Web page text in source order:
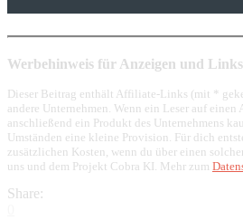
Werbehinweis für Anzeigen und
Dieser Beitrag enthält Affiliate-Links (mit *
andere Unternehmen. Wenn ein Leser auf
anschließend ein Produkt des Unternehmens
Umständen eine kleine Provision. Für dich
zusätzlichen Kosten, wenn du über einen
uns und dem Projekt Cobra KI. Mehr zum
Share: